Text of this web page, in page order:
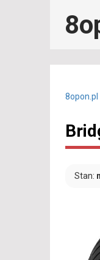
8opon.pl
Stan: